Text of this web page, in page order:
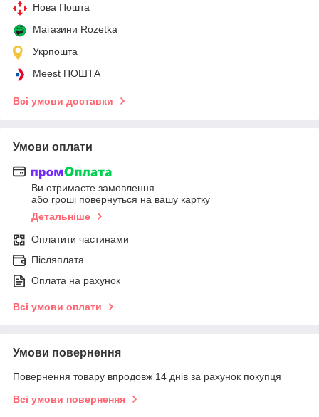
Нова Пошта
Магазини Rozetka
Укрпошта
Meest ПОШТА
Всі умови доставки
Умови оплати
Ви отримаєте замовлення
або гроші повернуться на вашу картку
Детальніше
Оплатити частинами
Післяплата
Оплата на рахунок
Всі умови оплати
Умови повернення
Повернення товару впродовж 14 днів за рахунок покупця
Всі умови повернення